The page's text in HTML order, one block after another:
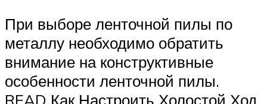
При выборе ленточной пилы по
металлу необходимо обратить
внимание на конструктивные
особенности ленточной пилы.
READ Как Настроить Холостой Ход